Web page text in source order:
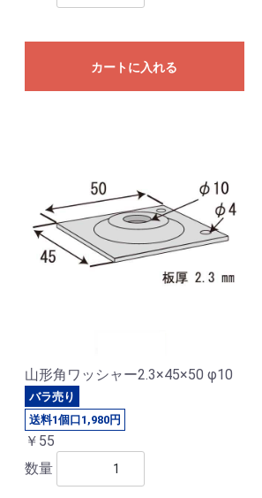
カートに入れる
山形角ワッシャー2.3×45×50 φ10
バラ売り
送料1個口1,980円
￥55
数量